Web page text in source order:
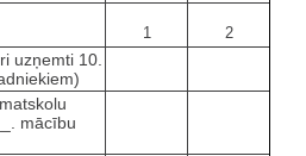
1 2
uzņemti 10.
mācību